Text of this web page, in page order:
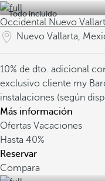
Todo incluido
Occidental Nuevo
Nuevo Vallarta,
10% de dto. adicional
exclusivo cliente my
instalaciones (según
Más información
Ofertas Vacaciones
Hasta 40%
Reservar
Compara